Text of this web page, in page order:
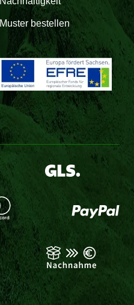
Muster bestellen